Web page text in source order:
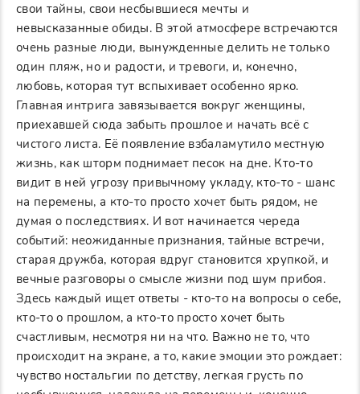
свои тайны, свои несбывшиеся мечты и
невысказанные обиды. В этой атмосфере встречаются
очень разные люди, вынужденные делить не только
один пляж, но и радости, и тревоги, и, конечно,
любовь, которая тут вспыхивает особенно ярко.
Главная интрига завязывается вокруг женщины,
приехавшей сюда забыть прошлое и начать всё с
чистого листа. Её появление взбаламутило местную
жизнь, как шторм поднимает песок на дне. Кто-то
видит в ней угрозу привычному укладу, кто-то - шанс
на перемены, а кто-то просто хочет быть рядом, не
думая о последствиях. И вот начинается череда
событий: неожиданные признания, тайные встречи,
старая дружба, которая вдруг становится хрупкой, и
вечные разговоры о смысле жизни под шум прибоя.
Здесь каждый ищет ответы - кто-то на вопросы о себе,
кто-то о прошлом, а кто-то просто хочет быть
счастливым, несмотря ни на что. Важно не то, что
происходит на экране, а то, какие эмоции это рождает:
чувство ностальгии по детству, легкая грусть по